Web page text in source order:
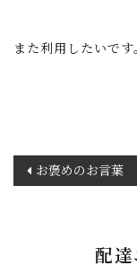
また利用したいです
稿
お褒めのお言葉
配